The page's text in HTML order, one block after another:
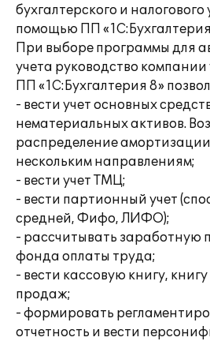
бухгалтерского и
помощью ПП
При выборе программы для
учета руководство компании
ПП «1С:Бухгалтерия 8»
- вести учет основных
нематериальных активов.
распределение
нескольким направлениям;
- вести учет ТМЦ;
- вести партионный учет
средней, Фифо, ЛИФО);
- рассчитывать заработную
фонда оплаты труда;
- вести кассовую книгу,
продаж;
- формировать
отчетность и вести